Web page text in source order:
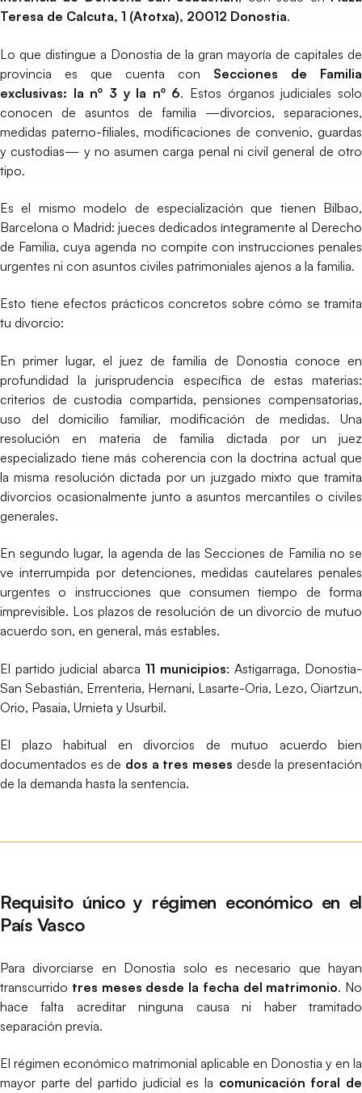
Teresa de Calcuta, 1 (Atotxa), 20012 Donostia.
Lo que distingue a Donostia de la gran mayoría de capitales de
provincia es que cuenta con Secciones de Familia
exclusivas: la nº 3 y la nº 6. Estos órganos judiciales solo
conocen de asuntos de familia —divorcios, separaciones,
medidas paterno-filiales, modificaciones de convenio, guardas
y custodias— y no asumen carga penal ni civil general de otro
tipo.
Es el mismo modelo de especialización que tienen Bilbao,
Barcelona o Madrid: jueces dedicados íntegramente al Derecho
de Familia, cuya agenda no compite con instrucciones penales
urgentes ni con asuntos civiles patrimoniales ajenos a la familia.
Esto tiene efectos prácticos concretos sobre cómo se tramita
tu divorcio:
En primer lugar, el juez de familia de Donostia conoce en
profundidad la jurisprudencia específica de estas materias:
criterios de custodia compartida, pensiones compensatorias,
uso del domicilio familiar, modificación de medidas. Una
resolución en materia de familia dictada por un juez
especializado tiene más coherencia con la doctrina actual que
la misma resolución dictada por un juzgado mixto que tramita
divorcios ocasionalmente junto a asuntos mercantiles o civiles
generales.
En segundo lugar, la agenda de las Secciones de Familia no se
ve interrumpida por detenciones, medidas cautelares penales
urgentes o instrucciones que consumen tiempo de forma
imprevisible. Los plazos de resolución de un divorcio de mutuo
acuerdo son, en general, más estables.
El partido judicial abarca 11 municipios: Astigarraga, Donostia-
San Sebastián, Errenteria, Hernani, Lasarte-Oria, Lezo, Oiartzun,
Orio, Pasaia, Urnieta y Usurbil.
El plazo habitual en divorcios de mutuo acuerdo bien
documentados es de dos a tres meses desde la presentación
de la demanda hasta la sentencia.
Requisito único y régimen económico en el
País Vasco
Para divorciarse en Donostia solo es necesario que hayan
transcurrido tres meses desde la fecha del matrimonio. No
hace falta acreditar ninguna causa ni haber tramitado
separación previa.
El régimen económico matrimonial aplicable en Donostia y en la
mayor parte del partido judicial es la comunicación foral de